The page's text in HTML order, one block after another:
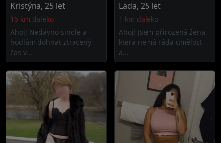
Kristýna, 25 let
16 km daleko
Ahoj! Nedávno single a
hodlám dohnat ztracený
čas v...
Lada, 25 let
1 km daleko
Ahoj! Jsem přirozená žena
která nemá ráda umělost
a...